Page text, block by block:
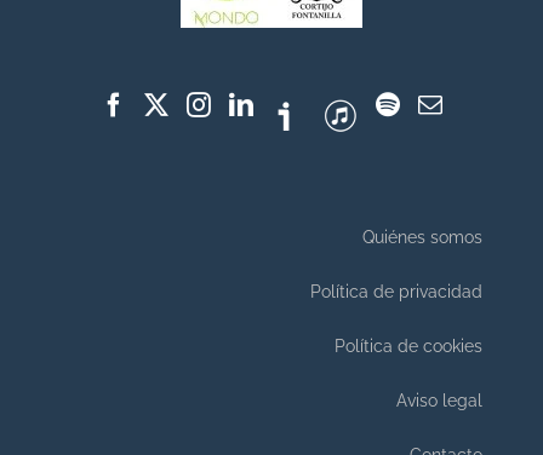
Quiénes somos
Política de privacidad
Política de cookies
Aviso legal